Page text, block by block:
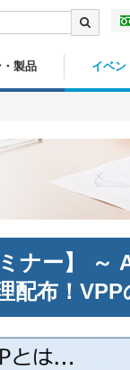
製品 イベン
ミナー】
配布！